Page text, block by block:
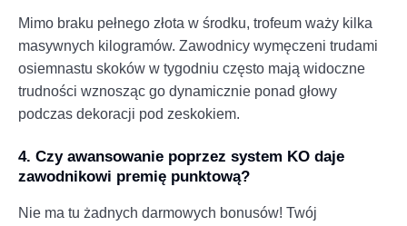
Mimo braku pełnego złota w środku, trofeum waży kilka
masywnych kilogramów. Zawodnicy wymęczeni trudami
osiemnastu skoków w tygodniu często mają widoczne
trudności wznosząc go dynamicznie ponad głowy
podczas dekoracji pod zeskokiem.
4. Czy awansowanie poprzez system KO daje
zawodnikowi premię punktową?
Nie ma tu żadnych darmowych bonusów! Twój